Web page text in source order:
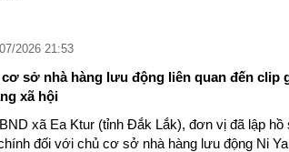
2026 21:53
sở nhà hàng lưu động liên quan đến clip
xã hội
xã Ea Ktur (tỉnh Đắk Lắk), đơn vị đã lập hồ
đối với chủ cơ sở nhà hàng lưu động Ni Ya